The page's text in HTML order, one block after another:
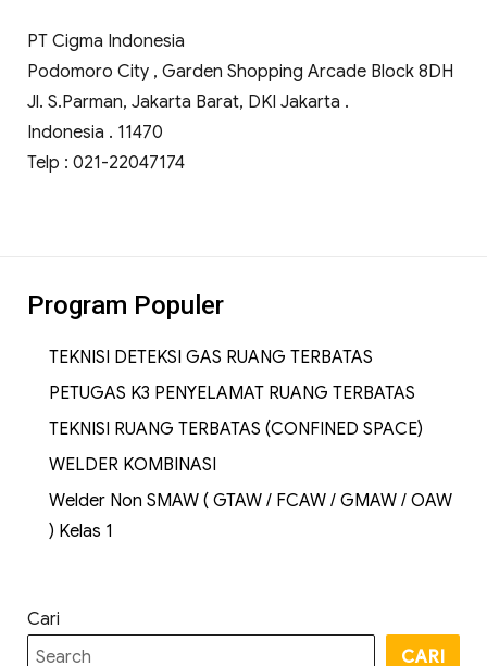
PT Cigma Indonesia
Podomoro City , Garden Shopping Arcade Block 8DH
Jl. S.Parman, Jakarta Barat, DKI Jakarta .
Indonesia . 11470
Telp : 021-22047174
Program Populer
TEKNISI DETEKSI GAS RUANG TERBATAS
PETUGAS K3 PENYELAMAT RUANG TERBATAS
TEKNISI RUANG TERBATAS (CONFINED SPACE)
WELDER KOMBINASI
Welder Non SMAW ( GTAW / FCAW / GMAW / OAW
) Kelas 1
Cari
CARI